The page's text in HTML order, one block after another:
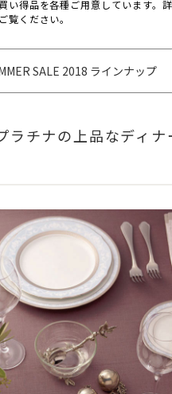
い得品を各種ご用意しています。
覧ください。
SALE 2018 ラインナップ
ラチナの上品なディナ